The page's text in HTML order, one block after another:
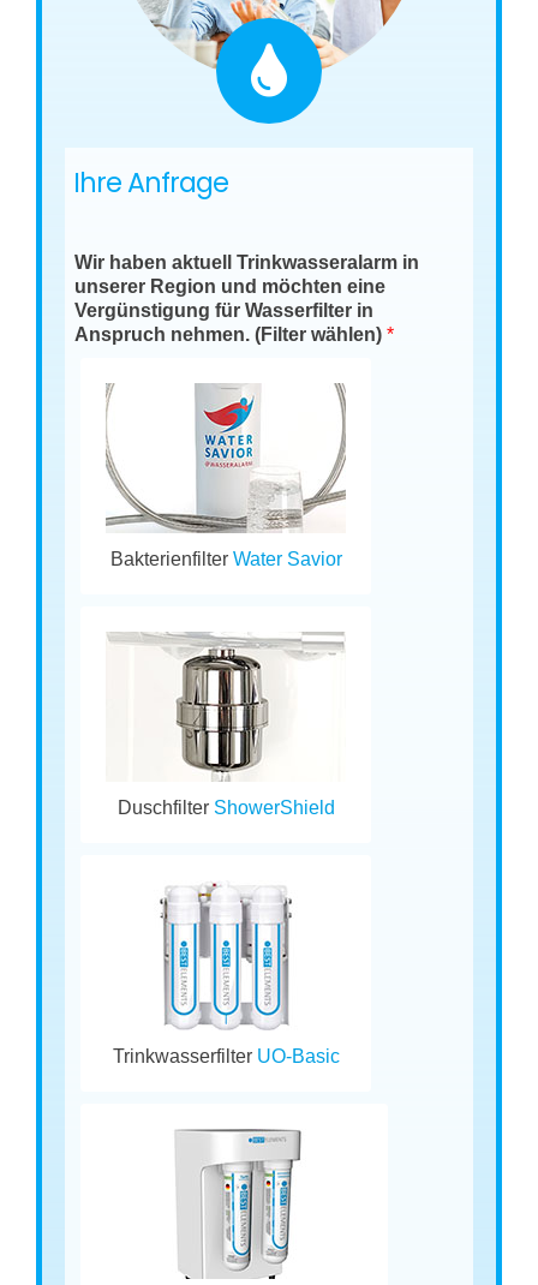
Ihre Anfrage
Wir haben aktuell Trinkwasseralarm in
unserer Region und möchten eine
Vergünstigung für Wasserfilter in
Anspruch nehmen. (Filter wählen)*
Bakterienfilter Water Savior
Duschfilter ShowerShield
Trinkwasserfilter UO-Basic